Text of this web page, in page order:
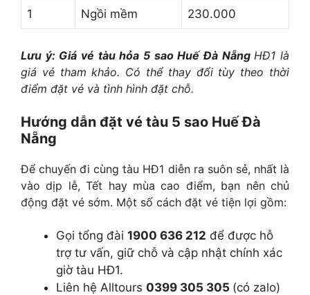
1 Ngồi mềm 230.000
Lưu ý: Giá vé tàu hỏa 5 sao Huế Đà Nẵng HĐ1 là
giá vé tham khảo. Có thể thay đổi tùy theo thời
điểm đặt vé và tình hình đặt chỗ.
Hướng dẫn đặt vé tàu 5 sao Huế Đà
Nẵng
Để chuyến đi cùng tàu HĐ1 diễn ra suôn sẻ, nhất là
vào dịp lễ, Tết hay mùa cao điểm, bạn nên chủ
động đặt vé sớm. Một số cách đặt vé tiện lợi gồm:
Gọi tổng đài 1900 636 212 để được hỗ
trợ tư vấn, giữ chỗ và cập nhật chính xác
giờ tàu HĐ1.
Liên hệ Alltours 0399 305 305 (có zalo)